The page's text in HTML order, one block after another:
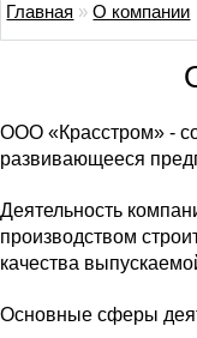
Главная »О компании
ООО «Красстром» -
развивающееся
Деятельность
производством
качества
Основные сферы